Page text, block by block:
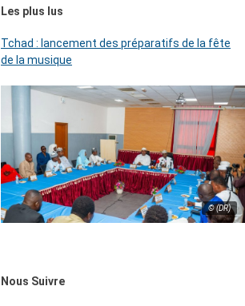
Les plus lus
Tchad : lancement des préparatifs de la fête
de la musique
© (DR)
Nous Suivre